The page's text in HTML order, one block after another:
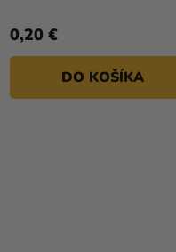
0,20 €
DO KOŠÍKA